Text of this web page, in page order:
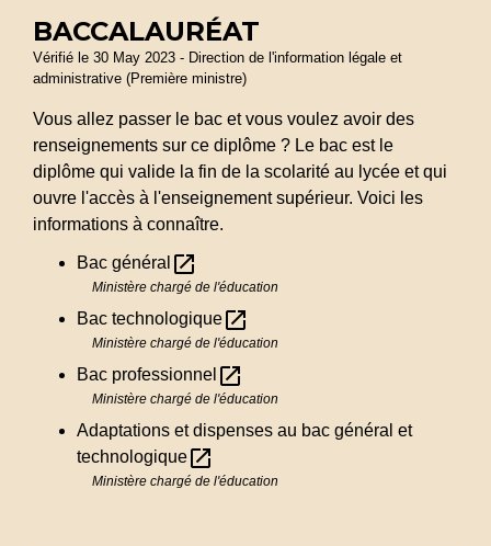
BACCALAURÉAT
Vérifié le 30 May 2023 - Direction de l'information légale et
administrative (Première ministre)
Vous allez passer le bac et vous voulez avoir des
renseignements sur ce diplôme ? Le bac est le
diplôme qui valide la fin de la scolarité au lycée et qui
ouvre l'accès à l'enseignement supérieur. Voici les
informations à connaître.
Bac général open_in_new
Ministère chargé de l'éducation
Bac technologiqueopen_in_new
Ministère chargé de l'éducation
Bac professionnel open_in_new
Ministère chargé de l'éducation
Adaptations et dispenses au bac général et
technologiqueopen_in_new
Ministère chargé de l'éducation